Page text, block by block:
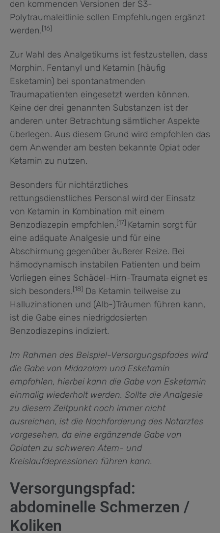
den kommenden Versionen der S3-
Polytraumaleitlinie sollen Empfehlungen ergänzt
werden.[16]
Zur Wahl des Analgetikums ist festzustellen, dass
Morphin, Fentanyl und Ketamin (häufig
Esketamin) bei spontanatmenden
Traumapatienten eingesetzt werden können.
Keine der drei genannten Substanzen ist der
anderen unter Betrachtung sämtlicher Aspekte
überlegen. Aus diesem Grund wird empfohlen das
dem Anwender am besten bekannte Opiat oder
Ketamin zu nutzen.
Besonders für nichtärztliches
rettungsdienstliches Personal wird der Einsatz
von Ketamin in Kombination mit einem
Benzodiazepin empfohlen.[17] Ketamin sorgt für
eine adäquate Analgesie und für eine
Abschirmung gegenüber äußerer Reize. Bei
hämodynamisch instabilen Patienten und beim
Vorliegen eines Schädel-Hirn-Traumata eignet es
sich besonders.[18] Da Ketamin teilweise zu
Halluzinationen und (Alb-)Träumen führen kann,
ist die Gabe eines niedrigdosierten
Benzodiazepins indiziert.
Im Rahmen des Beispiel-Versorgungspfades wird
die Gabe von Midazolam und Esketamin
empfohlen, hierbei kann die Gabe von Esketamin
einmalig wiederholt werden. Sollte die Analgesie
zu diesem Zeitpunkt noch immer nicht
ausreichen, ist die Nachforderung des Notarztes
vorgesehen, da eine ergänzende Gabe von
Opiaten zu schweren Atem- und
Kreislaufdepressionen führen kann.
Versorgungspfad:
abdominelle Schmerzen /
Koliken